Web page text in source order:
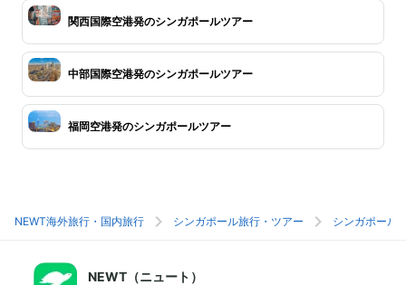
関西国際空港発のシンガポールツアー
中部国際空港発のシンガポールツアー
福岡空港発のシンガポールツアー
NEWT海外旅行・国内旅行 シンガポール旅行・ツアー シンガポール
NEWT（ニュート）